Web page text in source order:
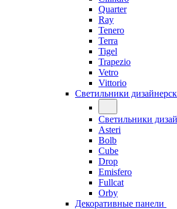
Quarter
Ray
Tenero
Terra
Tigel
Trapezio
Vetro
Vittorio
Светильники
Светильники
Asteri
Bolb
Cube
Drop
Emisfero
Fullcat
Orby
Декоративные панели